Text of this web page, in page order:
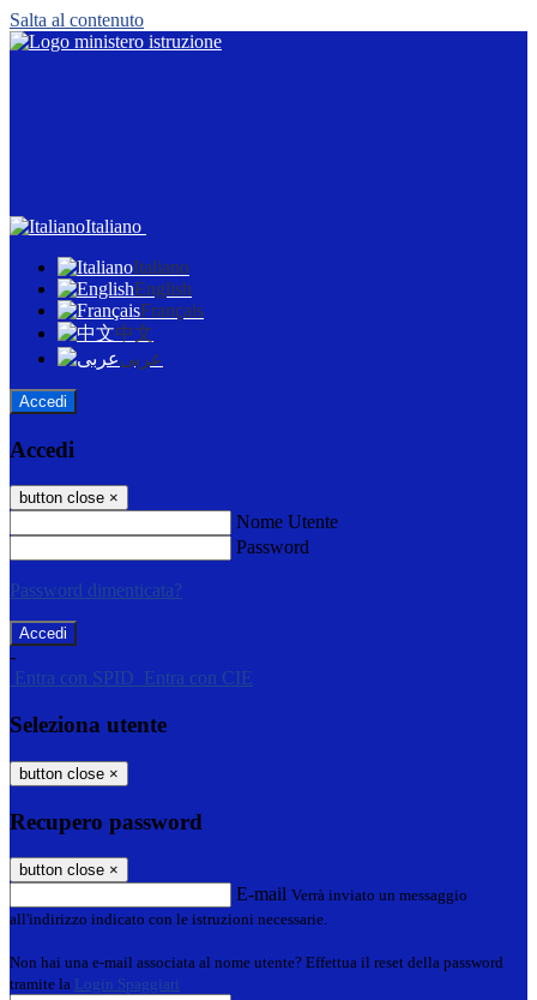
Salta al contenuto
Italiano
Italiano
English
Français
中文
عربى
Accedi
Accedi
button close ×
Nome Utente
Password
Password dimenticata?
-
Entra con SPID
Entra con CIE
Seleziona utente
button close ×
Recupero password
button close ×
E-mail Verrà inviato un messaggio
all'indirizzo indicato con le istruzioni necessarie.
Non hai una e-mail associata al nome utente? Effettua il reset della password
tramite la Login Spaggiari